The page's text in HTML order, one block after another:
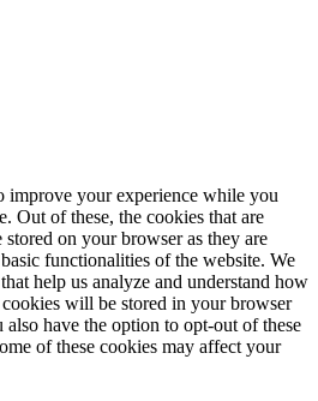
improve your experience while you
Out of these, the cookies that are
stored on your browser as they are
functionalities of the website. We
help us analyze and understand how
will be stored in your browser
have the option to opt-out of these
of these cookies may affect your